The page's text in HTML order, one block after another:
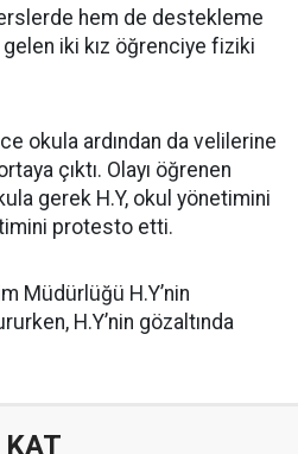
hem de destekleme
iki kız öğrenciye fiziki
okula ardından da velilerine
çıktı. Olayı öğrenen
gerek H.Y, okul yönetimini
protesto etti.
Müdürlüğü H.Y’nin
H.Y’nin gözaltında
KAT